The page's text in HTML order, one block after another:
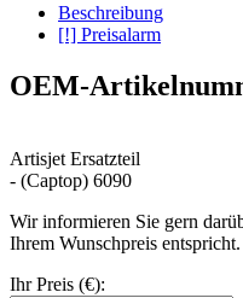
Beschreibung
[!] Preisalarm
OEM-
Artisjet Ersatzteil
- (Captop) 6090
Wir informieren Sie gern
Ihrem Wunschpreis entspricht.
Ihr Preis (€):